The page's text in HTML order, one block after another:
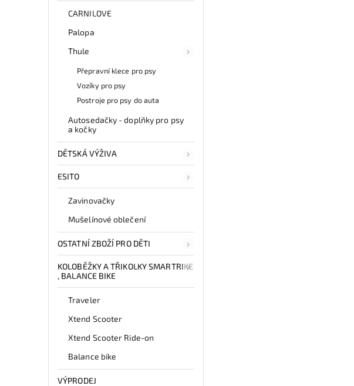
CARNILOVE
Palopa
Thule
Přepravní klece pro psy
Vozíky pro psy
Postroje pro psy do auta
Autosedačky - doplňky pro psy
a kočky
DĚTSKÁ VÝŽIVA
ESITO
Zavinovačky
Mušelínové oblečení
OSTATNÍ ZBOŽÍ PRO DĚTI
KOLOBĚŽKY A TŘIKOLKY SMARTRIKE
, BALANCE BIKE
Traveler
Xtend Scooter
Xtend Scooter Ride-on
Balance bike
VÝPRODEJ